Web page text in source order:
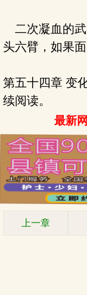
二次凝血的武
头六臂，如果面
第五十四章 变
续阅读。
最新
上一章